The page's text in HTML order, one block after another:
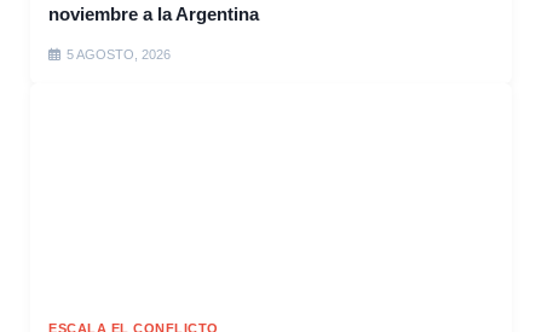
noviembre a la Argentina
5 AGOSTO, 2026
ESCALA EL CONFLICTO